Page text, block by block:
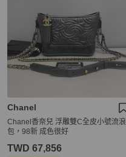
Chanel
Chanel香奈兒 浮雕雙C全皮小號流浪
包，98新 成色很好
TWD 67,856